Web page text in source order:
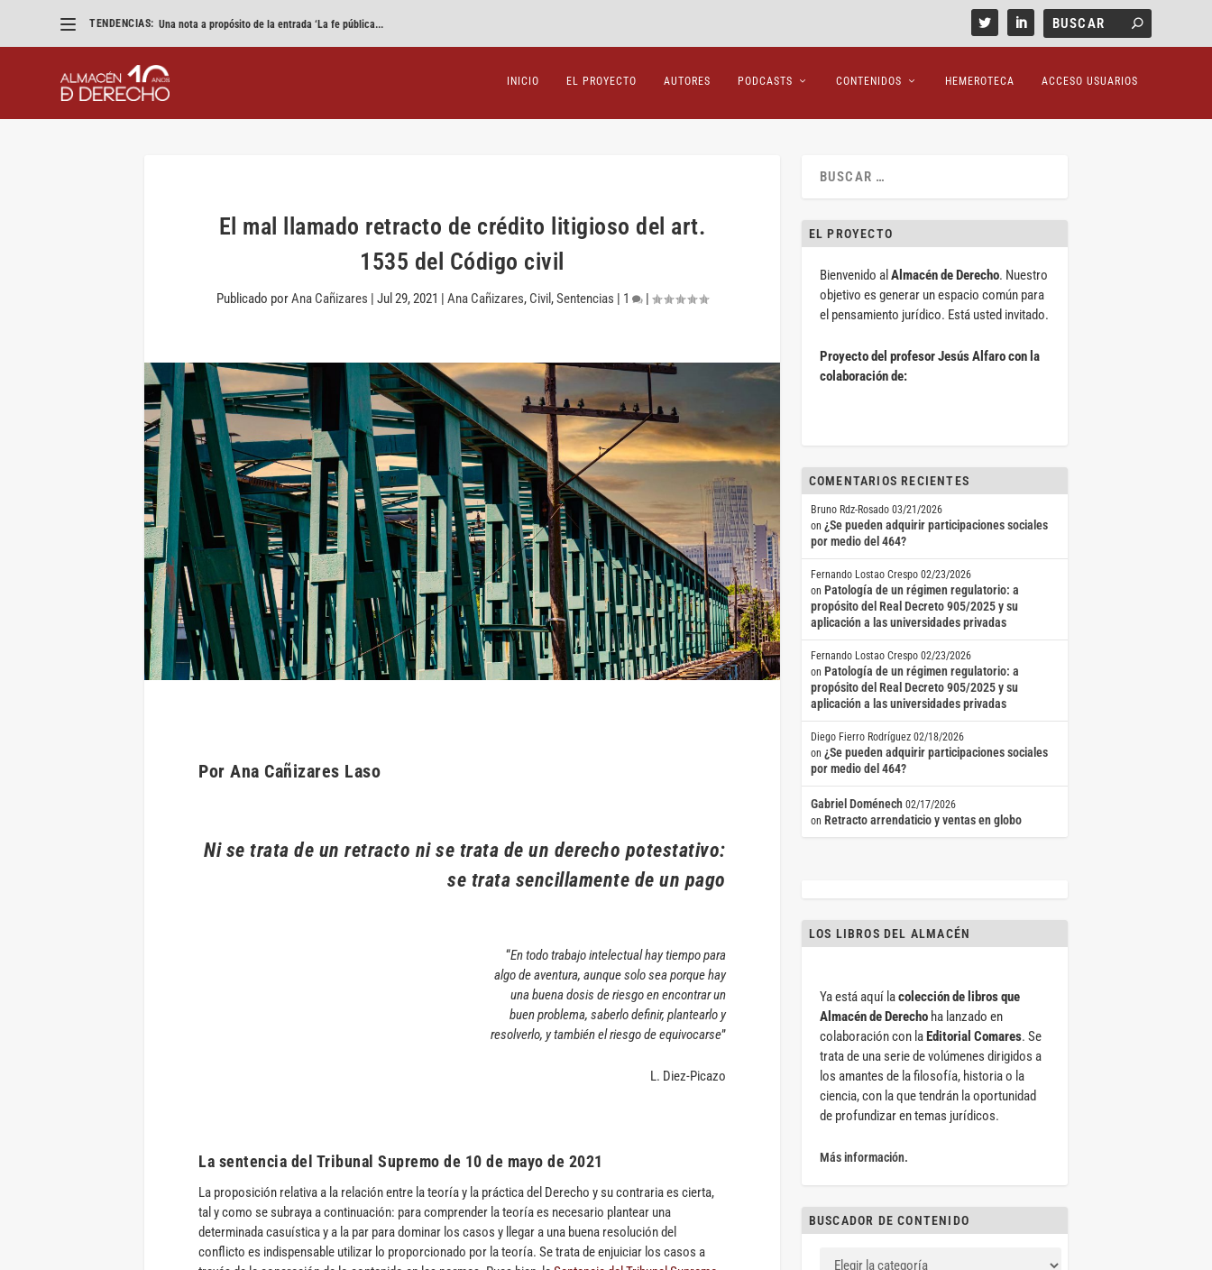
TENDENCIAS: Una nota a propósito de la entrada ‘La fe pública...
INICIO EL PROYECTO AUTORES PODCASTS CONTENIDOS HEMEROTECA ACCESO USUARIOS
El mal llamado retracto de crédito litigioso del art.
1535 del Código civil
Publicado porAna Cañizares | Jul 29, 2021 | Ana Cañizares, Civil ,Sentencias | 1 |
Por Ana Cañizares Laso
Ni se trata de un retracto ni se trata de un derecho potestativo:
se trata sencillamente de un pago
“En todo trabajo intelectual hay tiempo para
algo de aventura, aunque solo sea porque hay
una buena dosis de riesgo en encontrar un
buen problema, saberlo definir, plantearlo y
resolverlo, y también el riesgo de equivocarse”
L. Diez-Picazo
La sentencia del Tribunal Supremo de 10 de mayo de 2021
La proposición relativa a la relación entre la teoría y la práctica del Derecho y su contraria es cierta,
tal y como se subraya a continuación: para comprender la teoría es necesario plantear una
determinada casuística y a la par para dominar los casos y llegar a una buena resolución del
conflicto es indispensable utilizar lo proporcionado por la teoría. Se trata de enjuiciar los casos a
EL PROYECTO
Bienvenido al Almacén de Derecho. Nuestro
objetivo es generar un espacio común para
el pensamiento jurídico. Está usted invitado.
Proyecto del profesor Jesús Alfaro con la
colaboración de:
COMENTARIOS RECIENTES
Bruno Rdz-Rosado 03/21/2026
on ¿Se pueden adquirir participaciones sociales
por medio del 464?
Fernando Lostao Crespo 02/23/2026
on Patología de un régimen regulatorio: a
propósito del Real Decreto 905/2025 y su
aplicación a las universidades privadas
Fernando Lostao Crespo 02/23/2026
on Patología de un régimen regulatorio: a
propósito del Real Decreto 905/2025 y su
aplicación a las universidades privadas
Diego Fierro Rodríguez 02/18/2026
on ¿Se pueden adquirir participaciones sociales
por medio del 464?
Gabriel Doménech 02/17/2026
on Retracto arrendaticio y ventas en globo
LOS LIBROS DEL ALMACÉN
Ya está aquí lacolección de libros que
Almacén de Derechoha lanzado en
colaboración con laEditorial Comares. Se
trata de una serie de volúmenes dirigidos a
los amantes de la filosofía, historia o la
ciencia, con la que tendrán la oportunidad
de profundizar en temas jurídicos.
Más información.
BUSCADOR DE CONTENIDO